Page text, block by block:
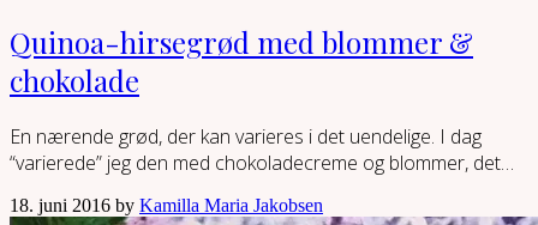
Quinoa-hirsegrød med blommer &
chokolade
En nærende grød, der kan varieres i det uendelige. I dag
“varierede” jeg den med chokoladecreme og blommer, det…
18. juni 2016 by Kamilla Maria Jakobsen